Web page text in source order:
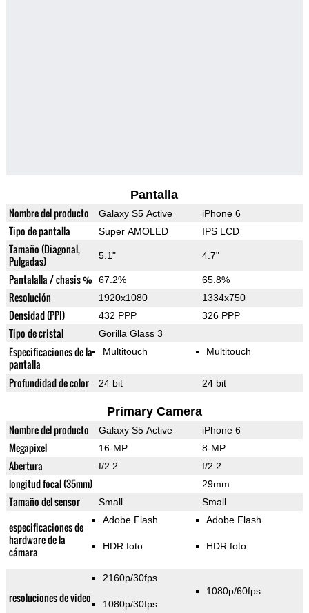
Pantalla
Nombre del producto Galaxy S5 Active iPhone 6
Tipo de pantalla Super AMOLED IPS LCD
Tamaño (Diagonal,
Pulgadas)
5.1" 4.7"
Pantalalla / chasis % 67.2% 65.8%
Resolución 1920x1080 1334x750
Densidad (PPI) 432 PPP 326 PPP
Tipo de cristal Gorilla Glass 3
Especificaciones de la
pantalla
Multitouch Multitouch
Profundidad de color 24 bit 24 bit
Primary Camera
Nombre del producto Galaxy S5 Active iPhone 6
Megapixel 16-MP 8-MP
Abertura f/2.2 f/2.2
longitud focal (35mm) 29mm
Tamaño del sensor Small Small
especificaciones de
hardware de la
cámara
Adobe Flash
HDR foto
Adobe Flash
HDR foto
resoluciones de video
2160p/30fps
1080p/30fps
1080p/60fps